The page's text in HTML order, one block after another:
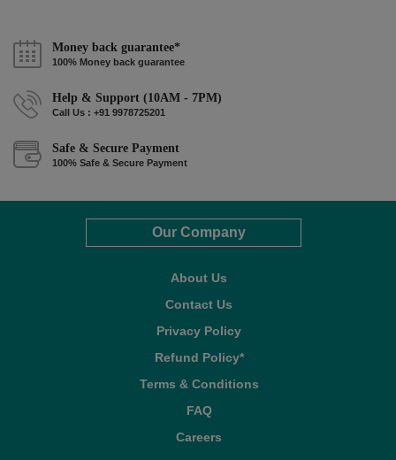
Money back guarantee*
100% Money back guarantee
Help & Support (10AM - 7PM)
Call Us : +91 9978725201
Safe & Secure Payment
100% Safe & Secure Payment
Our Company
About Us
Contact Us
Privacy Policy
Refund Policy*
Terms & Conditions
FAQ
Careers